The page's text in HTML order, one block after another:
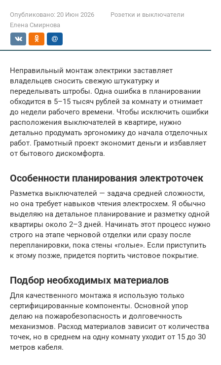
Опубликовано: 20 Июн 2026
Розетки и выключатели
Елена Смирнова
Неправильный монтаж электрики заставляет
владельцев сносить свежую штукатурку и
переделывать штробы. Одна ошибка в планировании
обходится в 5–15 тысяч рублей за комнату и отнимает
до недели рабочего времени. Чтобы исключить ошибки
расположения выключателей в квартире, нужно
детально продумать эргономику до начала отделочных
работ. Грамотный проект экономит деньги и избавляет
от бытового дискомфорта.
Особенности планирования электроточек
Разметка выключателей — задача средней сложности,
но она требует навыков чтения электросхем. Я обычно
выделяю на детальное планирование и разметку одной
квартиры около 2–3 дней. Начинать этот процесс нужно
строго на этапе черновой отделки или сразу после
перепланировки, пока стены «голые». Если приступить
к этому позже, придется портить чистовое покрытие.
Подбор необходимых материалов
Для качественного монтажа я использую только
сертифицированные компоненты. Основной упор
делаю на пожаробезопасность и долговечность
механизмов. Расход материалов зависит от количества
точек, но в среднем на одну комнату уходит от 15 до 30
метров кабеля.